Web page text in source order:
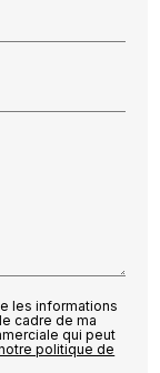
les informations
cadre de ma
qui peut
politique de